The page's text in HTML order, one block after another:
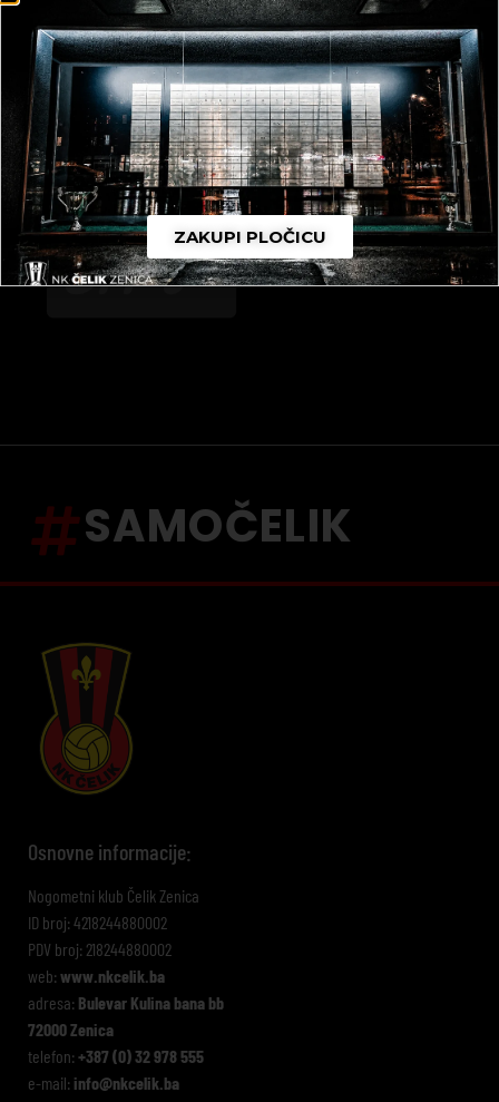
SAMOČELIK
Osnovne informacije:
Nogometni klub Čelik Zenica
ID broj: 4218244880002
PDV broj: 218244880002
web: www.nkcelik.ba
adresa: Bulevar Kulina bana bb
72000 Zenica
telefon: +387 (0) 32 978 555
e-mail: info@nkcelik.ba
ZAKUPI PLOČICU